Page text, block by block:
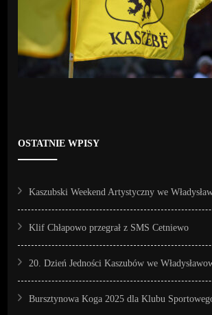
OSTATNIE WPISY
Kaszubski Weekend Artystyczny we
Klif Chłapowo przegrał z SMS Cetniewo
20. Dzień Jedności Kaszubów we
Bursztynowa Koga 2025 dla Klubu